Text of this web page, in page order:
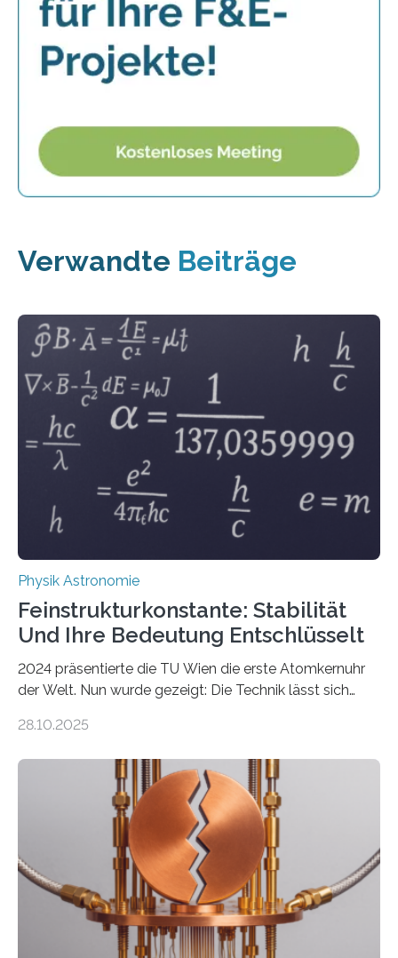
Verwandte Beiträge
Physik Astronomie
Feinstrukturkonstante: Stabilität
Und Ihre Bedeutung Entschlüsselt
2024 präsentierte die TU Wien die erste Atomkernuhr
der Welt. Nun wurde gezeigt: Die Technik lässt sich
fundamentalen Physik nachzugehen. Thorium-
Messungen verwenden. Das hatte man jahrzehntelang
vermutet, weltweit war nach den passenden
Atomkern-Zuständen gesucht worden, 2024 gelang
einem Team der TU Wien mit Unterstützung
internationaler Partner der entscheidende Durchbruch:
Der lange diskutierte Thorium-Kernübergang wurde
gefunden. Kurz darauf konnte man zeigen, dass sich
Thorium tatsächlich nutzen lässt, um hochpräzise…
28.10.2025